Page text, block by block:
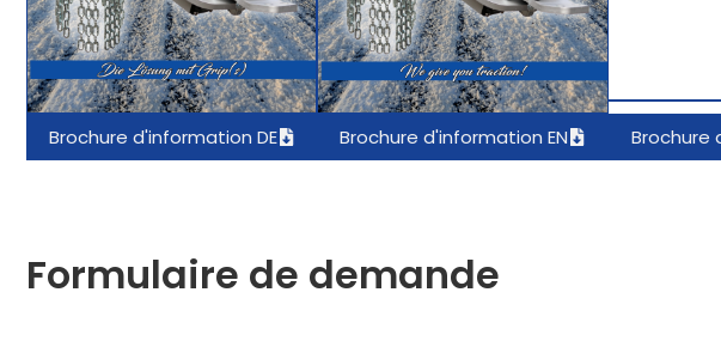
Brochure d'information DE Brochure d'information EN Brochure
Formulaire de demande